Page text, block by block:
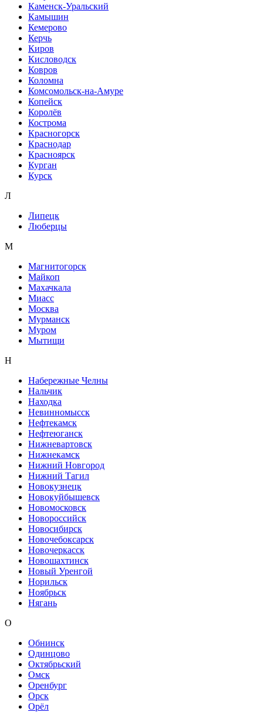
Каменск-Уральский
Камышин
Кемерово
Керчь
Киров
Кисловодск
Ковров
Коломна
Комсомольск-на-Амуре
Копейск
Королёв
Кострома
Красногорск
Краснодар
Красноярск
Курган
Курск
Л
Липецк
Люберцы
М
Магнитогорск
Майкоп
Махачкала
Миасс
Москва
Мурманск
Муром
Мытищи
Н
Набережные Челны
Нальчик
Находка
Невинномысск
Нефтекамск
Нефтеюганск
Нижневартовск
Нижнекамск
Нижний Новгород
Нижний Тагил
Новокузнецк
Новокуйбышевск
Новомосковск
Новороссийск
Новосибирск
Новочебоксарск
Новочеркасск
Новошахтинск
Новый Уренгой
Норильск
Ноябрьск
Нягань
О
Обнинск
Одинцово
Октябрьский
Омск
Оренбург
Орск
Орёл